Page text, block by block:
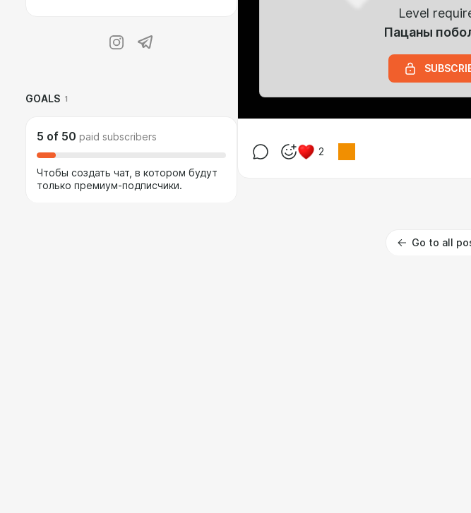
GOALS 1
5 of 50 paid subscribers
Чтобы создать чат, в котором будут
только премиум-подписчики.
Level
Пацаны
2
Go to all